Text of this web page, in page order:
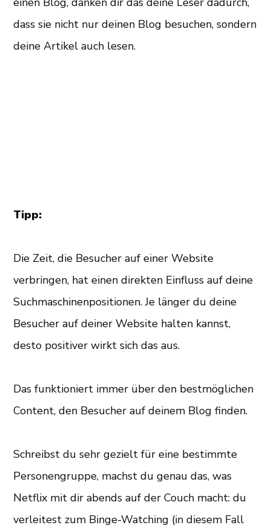
dass sie nicht nur deinen Blog besuchen, sondern
deine Artikel auch lesen.
Tipp:
Die Zeit, die Besucher auf einer Website
verbringen, hat einen direkten Einfluss auf deine
Suchmaschinenpositionen. Je länger du deine
Besucher auf deiner Website halten kannst,
desto positiver wirkt sich das aus.
Das funktioniert immer über den bestmöglichen
Content, den Besucher auf deinem Blog finden.
Schreibst du sehr gezielt für eine bestimmte
Personengruppe, machst du genau das, was
Netflix mit dir abends auf der Couch macht: du
verleitest zum Binge-Watching (in diesem Fall